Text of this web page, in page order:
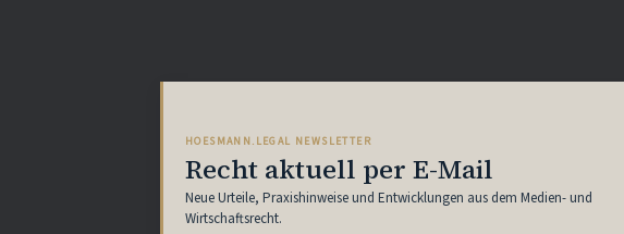
HOESMANN.LEGAL NEWSLETTER
Recht aktuell per E-Mail
Neue Urteile, Praxishinweise und Entwicklungen aus dem Medien- und
Wirtschaftsrecht.